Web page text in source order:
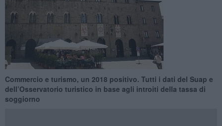
Commercio e turismo, un 2018 positivo. Tutti i dati del Suap e
dell’Osservatorio turistico in base agli introiti della tassa di
soggiorno